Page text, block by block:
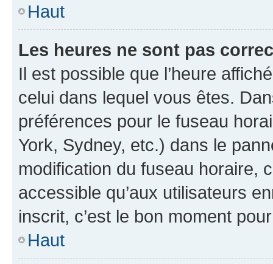
Haut
Les heures ne sont pas
Il est possible que l’heure
celui dans lequel vous êtes.
préférences pour le fuseau
York, Sydney, etc.) dans le
modification du fuseau horaire,
accessible qu’aux utilisateurs
inscrit, c’est le bon moment
Haut